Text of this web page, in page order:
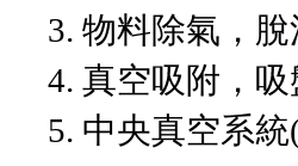
3. 物料除氣，脫
4. 真空吸附，
5. 中央真空系統